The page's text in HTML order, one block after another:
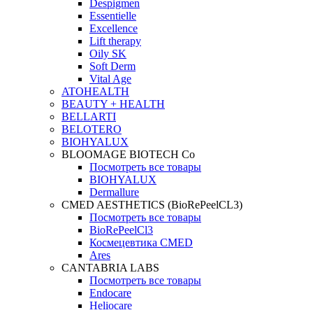
Despigmen
Essentielle
Excellence
Lift therapy
Oily SK
Soft Derm
Vital Age
ATOHEALTH
BEAUTY + HEALTH
BELLARTI
BELOTERO
BIOHYALUX
BLOOMAGE BIOTECH Co
Посмотреть все товары
BIOHYALUX
Dermallure
CMED AESTHETICS (BioRePeelCL3)
Посмотреть все товары
BioRePeelCl3
Космецевтика CMED
Ares
CANTABRIA LABS
Посмотреть все товары
Endocare
Heliocare